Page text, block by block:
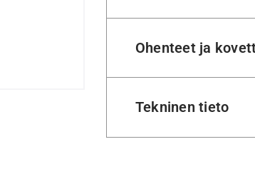
Ohenteet ja
Tekninen tieto